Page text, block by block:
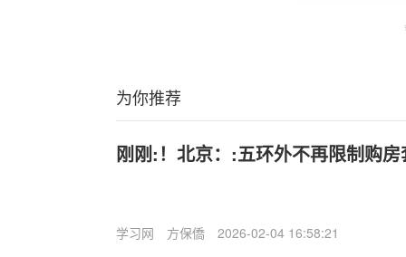
为你推荐
刚刚:！北京：:五环外不再限制购房
学习网 方保僑 2026-02-04 16:58:21